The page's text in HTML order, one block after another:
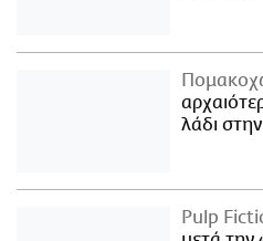
λάδι
Pulp